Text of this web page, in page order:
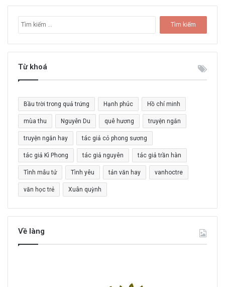
m
k
c
h
o
:
Từ khoá
Bầu trời trong quả trứng Hạnh phúc Hồ chí minh
mùa thu Nguyễn Du quê hương truyện ngắn
truyện ngắn hay tác giả cỏ phong sương
tác giả Kì Phong tác giả nguyên tác giả trần hàn
Tình mẫu tử Tình yêu tản văn hay vanhoctre
văn học trẻ Xuân quỳnh
Về làng